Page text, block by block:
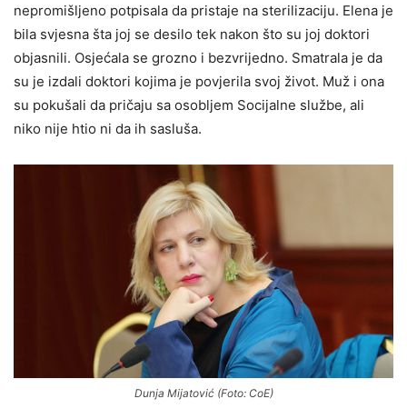
nepromišljeno potpisala da pristaje na sterilizaciju. Elena je
bila svjesna šta joj se desilo tek nakon što su joj doktori
objasnili. Osjećala se grozno i bezvrijedno. Smatrala je da
su je izdali doktori kojima je povjerila svoj život. Muž i ona
su pokušali da pričaju sa osobljem Socijalne službe, ali
niko nije htio ni da ih sasluša.
Dunja Mijatović (Foto: CoE)